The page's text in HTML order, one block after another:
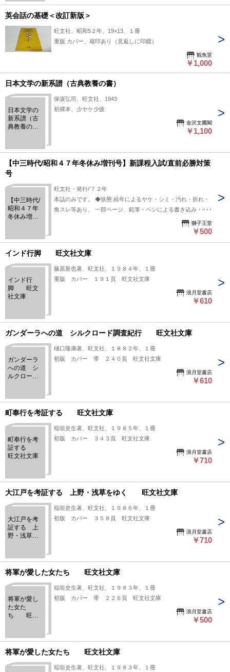
英会話の基礎＜改訂新版＞
旺文社、昭和5２年、19×13、１冊
重版 カバー、蔵印あり（見返しに印鑑）
観魚堂
￥1,000
日本文学の新系譜（古典教養の書）
日本文学の
新系譜（古
典教養の
保坂弘司、旺文社、1943
初裸本、少ヤケ少疲
金沢文圃閣
￥1,100
【中三時代/昭和４７年冬休み増刊号】新課程入試/直前必勝対策
号
【中三時代/
昭和４７年
冬休み増刊
勝対策号
旺文社・発行/’７２年
本誌のみです。 ◆状態 経年によるヤケ・シミ・汚れ・折れ・
角スレ等あり。 一部ページ、鉛筆・ペンによる書き込み・破
獅子王堂
￥500
インド行脚 旺文社文庫
インド行
脚 旺文
社文庫
藤原新也著、旺文社、１９８４年、１冊
重版 カバー １９１頁 旺文社文庫
浪月堂書店
￥610
ガンダーラへの道 シルクロード調査紀行 旺文社文庫
ガンダーラ
への道 シ
ルクロード
社文庫
樋口隆康著、旺文社、１８８２年、１冊
初版 カバー 帯 ２４０頁 旺文社文庫
浪月堂書店
￥610
町奉行を考証する 旺文社文庫
町奉行を考
証する
旺文社文庫
稲垣史生著、旺文社、１９８５年、１冊
初版 カバー ３４３頁 旺文社文庫
浪月堂書店
￥710
大江戸を考証する 上野・浅草をゆく 旺文社文庫
大江戸を考
証する 上
野・浅草を
稲垣史生著、旺文社、１９８６年、１冊
初版 カバー ３５８頁 旺文社文庫
浪月堂書店
￥710
将軍が愛した女たち 旺文社文庫
将軍が愛し
た女た
ち 旺文
稲垣史生著、旺文社、１９８３年、１冊
初版 カバー 帯 ２２６頁 旺文社文庫
浪月堂書店
￥500
将軍が愛した女たち 旺文社文庫
稲垣史生著、旺文社、１９８３年、１冊